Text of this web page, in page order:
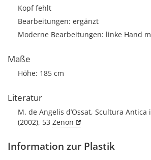
Kopf fehlt
Bearbeitungen: ergänzt
Moderne Bearbeitungen: linke Hand
Maße
Höhe: 185 cm
Literatur
M. de Angelis d’Ossat, Scultura Antica
(2002), 53 Zenon
Information zur Plastik